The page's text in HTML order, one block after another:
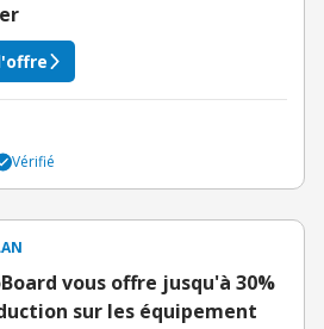
Vérifié
vous offre jusqu'à 30%
sur les équipement